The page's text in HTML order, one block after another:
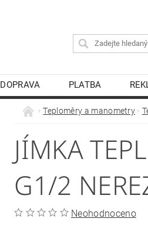
DOPRAVA PLATBA
Teploměry a manometry
JÍMKA
G1/2
Neohodnoceno